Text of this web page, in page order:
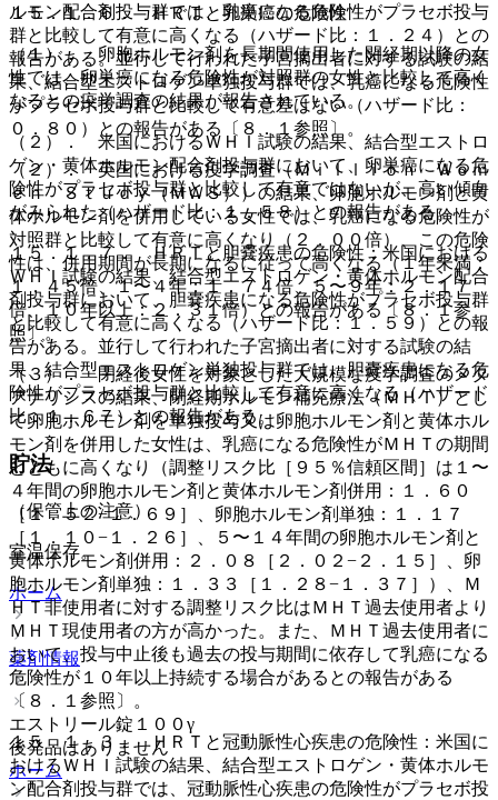
１５．１．６． ＨＲＴと卵巣癌の危険性
（１）． 卵胞ホルモン剤を長期間使用した閉経期以降の女
性では、卵巣癌になる危険性が対照群の女性と比較して高く
なるとの疫学調査の結果が報告されている。
（２）． 米国におけるＷＨＩ試験の結果、結合型エストロ
ゲン・黄体ホルモン配合剤投与群において、卵巣癌になる危
険性がプラセボ投与群と比較して有意ではないが、高い傾向
がみられた（ハザード比：１．５８）との報告がある。
１５．１．７． ＨＲＴと胆嚢疾患の危険性：米国における
ＷＨＩ試験の結果、結合型エストロゲン・黄体ホルモン配合
剤投与群において、胆嚢疾患になる危険性がプラセボ投与群
と比較して有意に高くなる（ハザード比：１．５９）との報
告がある。並行して行われた子宮摘出者に対する試験の結
果、結合型エストロゲン単独投与群では、胆嚢疾患になる危
険性がプラセボ投与群と比較して有意に高くなる（ハザード
比：１．６７）との報告がある。
貯法
（保管上の注意）
室温保存。
ホーム
薬剤情報
エストリール錠１００γ
後発品はありません
ホーム
ルモン配合剤投与群では、乳癌になる危険性がプラセボ投与
群と比較して有意に高くなる（ハザード比：１．２４）との
報告がある。並行して行われた子宮摘出者に対する試験の結
果、結合型エストロゲン単独投与群では、乳癌になる危険性
がプラセボ投与群と比較して有意差はない（ハザード比：
０．８０）との報告がある〔８．１参照〕。
（２）． 英国における疫学調査（Ｍｉｌｌｉｏｎ Ｗｏｍ
ｅｎ Ｓｔｕｄｙ（ＭＷＳ））の結果、卵胞ホルモン剤と黄
体ホルモン剤を併用している女性では、乳癌になる危険性が
対照群と比較して有意に高くなり（２．００倍）、この危険
性は、併用期間が長期になるに従って高くなる（１年未満：
１．４５倍、１〜４年：１．７４倍、５〜９年：２．１７
倍、１０年以上：２．３１倍）との報告がある〔８．１参
照〕。
（３）． 閉経後女性を対象とした大規模な疫学調査のメタ
アナリシスの結果、閉経期ホルモン補充療法（ＭＨＴ）とし
て卵胞ホルモン剤を単独投与又は卵胞ホルモン剤と黄体ホル
モン剤を併用した女性は、乳癌になる危険性がＭＨＴの期間
とともに高くなり（調整リスク比［９５％信頼区間］は１〜
４年間の卵胞ホルモン剤と黄体ホルモン剤併用：１．６０
［１．５２−１．６９］、卵胞ホルモン剤単独：１．１７
［１．１０−１．２６］、５〜１４年間の卵胞ホルモン剤と
黄体ホルモン剤併用：２．０８［２．０２−２．１５］、卵
胞ホルモン剤単独：１．３３［１．２８−１．３７］）、Ｍ
ＨＴ非使用者に対する調整リスク比はＭＨＴ過去使用者より
ＭＨＴ現使用者の方が高かった。また、ＭＨＴ過去使用者に
おいて、投与中止後も過去の投与期間に依存して乳癌になる
危険性が１０年以上持続する場合があるとの報告がある
〔８．１参照〕。
１５．１．３． ＨＲＴと冠動脈性心疾患の危険性：米国に
おけるＷＨＩ試験の結果、結合型エストロゲン・黄体ホルモ
ン配合剤投与群では、冠動脈性心疾患の危険性がプラセボ投